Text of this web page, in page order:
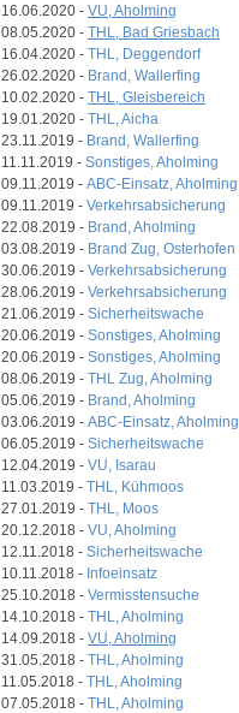
16.06.2020 - VU, Aholming
08.05.2020 - THL, Bad Griesbach
16.04.2020 - THL, Deggendorf
26.02.2020 - Brand, Wallerfing
10.02.2020 - THL, Gleisbereich
19.01.2020 - THL, Aicha
23.11.2019 - Brand, Wallerfing
11.11.2019 - Sonstiges, Aholming
09.11.2019 - ABC-Einsatz, Aholming
09.11.2019 - Verkehrsabsicherung
22.08.2019 - Brand, Aholming
03.08.2019 - Brand Zug, Osterhofen
30.06.2019 - Verkehrsabsicherung
28.06.2019 - Verkehrsabsicherung
21.06.2019 - Sicherheitswache
20.06.2019 - Sonstiges, Aholming
20.06.2019 - Sonstiges, Aholming
08.06.2019 - THL Zug, Aholming
05.06.2019 - Brand, Aholming
03.06.2019 - ABC-Einsatz, Aholming
06.05.2019 - Sicherheitswache
12.04.2019 - VU, Isarau
11.03.2019 - THL, Kühmoos
27.01.2019 - THL, Moos
20.12.2018 - VU, Aholming
12.11.2018 - Sicherheitswache
10.11.2018 - Infoeinsatz
25.10.2018 - Vermisstensuche
14.10.2018 - THL, Aholming
14.09.2018 - VU, Aholming
31.05.2018 - THL, Aholming
11.05.2018 - THL, Aholming
07.05.2018 - THL, Aholming